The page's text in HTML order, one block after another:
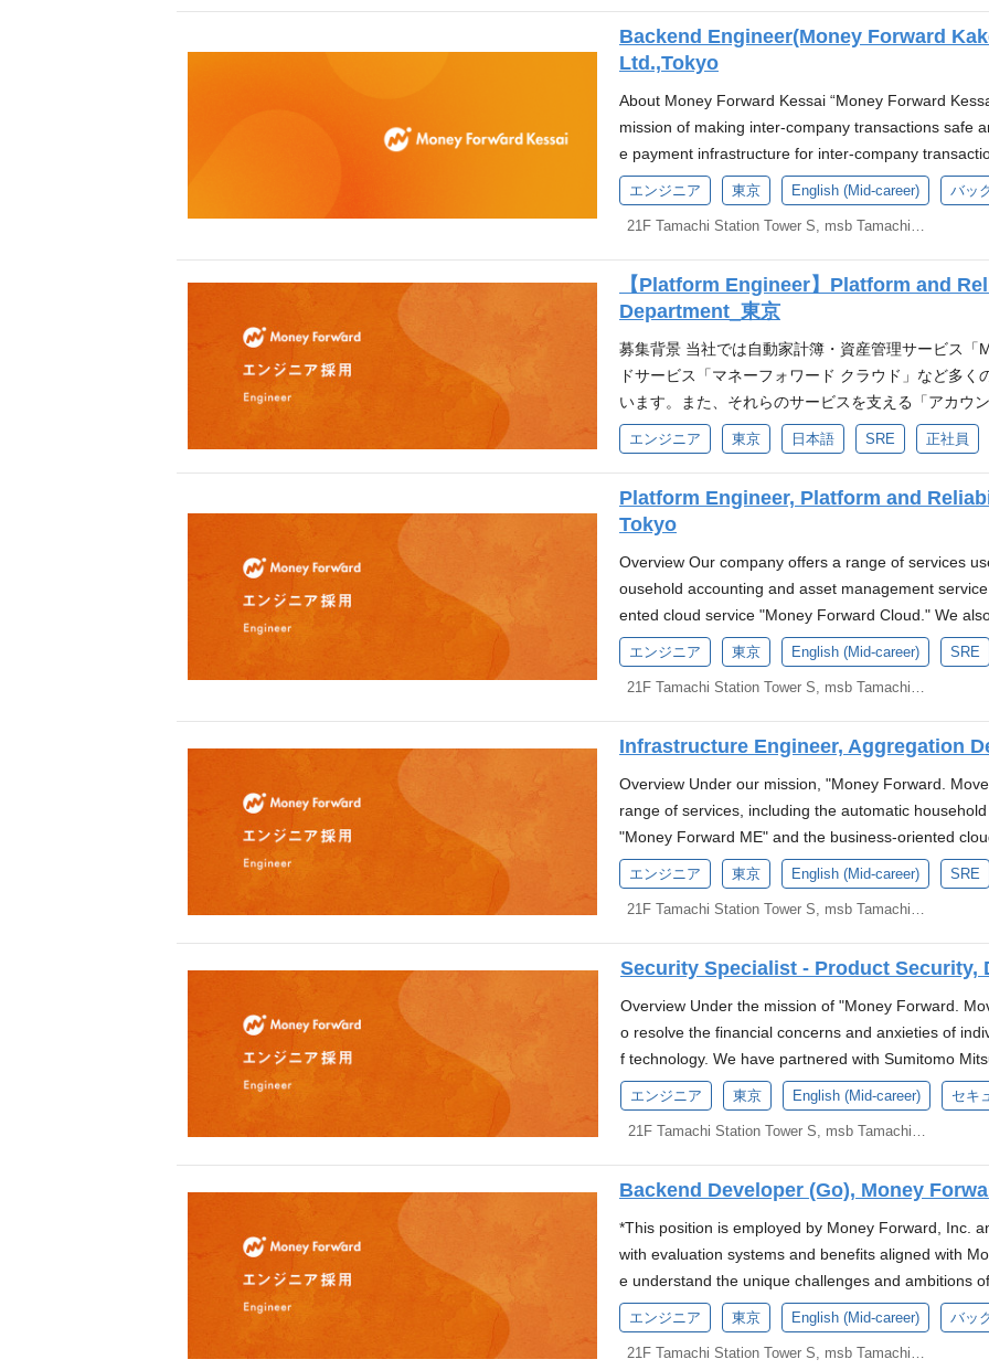
ティング、CVE取得の経験 CISSP、CISM、OSCP
する深い理解 AIの開発経験もしくはAIツールを使用
にて発表の通り、マネーフォワードは「クラウドか
す。現在はDXの先にある「AX（AI Transformation
を遂行する「デジタルワーカー」の提供を目指して
を導入し、国内No.1のバックオフィスAIカンパニー
した開発や価値創造に寄与いただける方を求めてい
本語（JLPT N1程度） ビジネスレベルの英語力
わかる資格や経験をお持ちの方はご相談ください
以上）、TOEFL iBT 60以上、IELTS 5.0以上、ケン
当以上の資格をお持ちでない方については選考の過
（原則、一次面接後を想定） 環境 マネーフォワード
く環境を用意し、皆様をお待ちしています。 支給
dows）を支給。業務要件に応じたPCオーダーメイ
向上のための制度：業務上必要な周辺機器（ディス
として購入可能。基本的には標準製品（カタログ）
を満たす場合は申請可。 マネーフォワード図書館
館制度があります。欲しい本は会社費用で購入でき
担。リファラル謝礼金制度。 カンファレンス参加
ンファレンスへの参加を一部会社が負担します。
のバックオフィスAIカンパニーへと進化するフェー
に寄与いただける方を求めています。 本ポジション
ャリストとして非常にチャレンジングな環境です こ
にインパクトを与える前例が無い事業で発揮するこ
画・設計ではなく、新会社のサイバーセキュリティ
任と達成感を得られる仕事です こんな方に仲間にな
onに強く共感・共鳴いただける方 技術によってビ
貢献したいと考えている方 様々なバックグラウンド
課題を発見するだけではなく自ら主体性をもって課
は、共に世界に通じるサービスを創っていく環境を
ペック：最新CPU搭載PC（MacOS or Windows）
や、最新OSへのリプレイスも可能 マネーフォワー
由の図書館制度があります。欲しい本は会社費用で
食費の負担。リファラル謝礼金制度。 カンファレン
内外のカンファレンスへの参加を一部会社が負担しま
ナンシャルグループおよび三井住友銀行と提携して
く、セキュリティスペシャリストとして非常にチャ
ご経験や専門性を、世の中にインパクトを与える前
流のロードマップの策定や仕組づくりに主体的に関
になってほしい マネーフォワードの理念・ビジネス
あり、その成長に情熱を込められる方 チームメン
レッジをシェアし、周りに良い影響を与える方 ゼロ
自分自身が手を動かすこともいとわない方 環境 マネ
スを創っていく環境を用意し、皆様をお待ちしてい
も可能 マネーフォワード図書館：技術書から経営本
す。欲しい本は会社費用で購入できます。 リファラ
の参加を一部会社が負担します。
ック AWSのマルチリージョン構成やAurora Global
られる環境で、モダンかつ挑戦的な技術を実践でき
ケーション開発チームと密に連携し、技術的な観点
なたのインプットが銀行の信頼性を左右します。 フ
持って技術選定やアーキテクチャ設計に主体的に関
RE、DevOps、またはインフラ領域における設計及
環境（特にAWS）を用いた開発および本番システム
したモニタリング環境の構築及び活用経験
等、ツールは問わない） Gitを利用したPullRequest
(PostgreSQL) の運用及びパフォーマンスチューニン
レベル（社内外のコミュニケーションができるレベ
ニケーションができるレベル） あると望ましいスキ
ィ・コンプライアンス要件が求められる業界での実
Recovery環境の設計・構築・運用経験 SLI/SLOの
マンス改善、CI改善等の開発業務効率化の経験 Web
va, Kotlinなど) AWS Organizationの管理経験 AIの開
Money Forward AI Vision 2026にて発表の通り、マ
大きな転換点を迎えています。現在はDXの先にある
ージェントが自律的に業務を遂行する「デジタルワ
は全製品にAIエージェントを導入し、国内No.1のバ
ーズにあるため、AIを活用した開発や価値創造に寄
仲間になってほしい 高いセキュリティレベルやガ
ってユーザー価値の最大化を追求出来る方 既存の当
無いだろうかと模索出来る方。そして組織の現状と
かを考えられる方。 自身の役割に壁を作らず、開発
Postmortemなどを通じて学び、チーム全体の成長に
インフラ AWS Amazon ECS Amazon Aurora Global
stiCache Global Datastore RedHat Enterprise Linux
orm 環境 マネーフォワードでは、共に世界に通じ
お待ちしています。 支給PCスペック：最新CPU搭
件に応じたPCオーダーメイドや、最新OSへのリプ
援：RubyKaigiやGoogle I/Oなど、国内外のカンファ
g, observability, and incident response Ensure
curity operations, particularly with AWS multi-region
ents) Conduct performance optimization and create
y, and incident management Handle incidents,
stering a postmortem culture. Address regulatory
equired Skills and Experience At least 3 years of
ng and observability solutions. Competence in
r Ansible. Development experience utilizing Git for
anaging and optimizing RDBMS such as
xperience in industries with high security and
s Experience in designing, building, and operating
gion setups Experience in designing and operating
times, performance optimization, and enhancing CI
ence in web application development (SpringBoot,
ganizations Experience in AI development and/or
ment processes. Money Forward is at a major
urrently driving "AX (AI Transformation)"—the next
"Digital Workers," where AI agents autonomously
into Japan's No. 1 back-office AI company by
uture, we are looking for individuals who can
ion.(More information here) Language
tools for text and conversation) English: Fluent Who
y levels and governance, you explore automation
te of the organization With an understanding of the
u contribute to the growth of the entire team by
swer to yet, and by collaborating with the team
growth of the entire team Experience Gained
ty to build everything from the ground up, including
k, SRE culture, development processes, and on-call
Business By closely collaborating with business and
ctly contribute to the business launch from a
ank's reliability. Flat Organization In a small, elite
rticipate in technology selection and architecture
e AWS Amazon ECS Amazon Aurora Global
e Global Datastore RedHat Enterprise Linux
Environment At Money Forward, we provide an
rvices together, and we are looking forward to
Cs equipped with the latest CPUs (MacOS or
requirements and replacements with the latest OS
have a library system where you can freely borrow
gement books. Desired books can be purchased
cover the cost of recruitment meals. There is a
Support: The company partially covers participation
uch as RubyKaigi and Google I/O.
銀行設立準備株式会社)に在籍出向となります。評
の制度に準じます。 私たちについて 三井住友フィ
して新しいデジタル銀行を設立するためのスタート
融体験を創出し、中小企業のお客様のDX推進を支
ます。 主な業務内容 このポジションは、コーディ
験を生かし、開発者や情報システム担当と連携して
ャリストと共に推進します。 クラウド環境のセキ
ティコンサルティング：自社開発者へのセキュリテ
ムワークの実装と展開 K8s、Docker、CI/CDなどを
ネットワーク、OS、データ構造、暗号理論等を含
グラミング言語による開発経験またはセキュリティ
かの知識や経験 脆弱性診断 クラウドセキュリティ
CTFの経験 バグハンティング、CVE取得の経験
可、OIDC、OAuthに対する深い理解 FISC等、金融
の経験 AIの開発経験もしくはAIツールを使用した開
表の通り、マネーフォワードは「クラウドからAIへ
はDXの先にある「AX（AI Transformation）」を推
る「デジタルワーカー」の提供を目指しています。
し、国内No.1のバックオフィスAIカンパニーへと進
（TOEIC700点相当以上） ※ TOEIC 以外にも英語
ださい 例：英検準1級、英検2級（英検CSEスコア
上、ケンブリッジ英語検定 FCE など ※ TOEIC700
は選考の過程で弊社指定の試験を受験いただきます
の魅力 三井住友フィナンシャルグループおよび三
ロから創り出していく、セキュリティスペシャリス
れまで培ってきたご経験や専門性を、世の中にイン
とができます 単なるセキュリティ対策の企画・設計
略を自ら検討・実行するという、大きな責任と達成
PCスペック：最新CPU搭載PC（MacOS or
し自由の図書館制度があります。欲しい本は会社費
用会食費の負担。リファラル謝礼金制度。 カンファ
ど、国内外のカンファレンスへの参加を一部会社が負
Backend Engineer(Money Forward
Ltd.,Tokyo
About Money Forward Kessai “Money Forward
mission of making inter-company transactions safe
e payment infrastructure for inter-company
ard Kakebarai*1" : the business-to-business
rd Early Payment": the financing service where
d Transaction Finance for Startups": the accounts
ervice for startups. "Money Forward Invoice Card
r businesses. These services have grown to handle
dditionally, Money Forward has been promoting
methods such as cards and wallets, providing the
iness" to enhance back-office efficiency. As part of
ney Forward Business Card" for sole proprietors
es for businesses. To offer better value in the area
ated "Money Forward Pay for Business," into
lidating the highly compatible financial businesses
ard Kessai, we are aiming to enhance efficient
ey Forward's Sustainability *3 Announcement
seconded to Money Forward Kessai. Job Overview
he development of a service that continuously and
post-payment services. The goal is to create a
ansactions with peace of mind. The mission
nt companies and developing features to address
t the service. Responsibilities and Duties Design
release, and continuously improve the service
ated on Google Cloud. Continuously find the
reate systems and operations that could quickly
e knowledge internally and externally. Enjoy
together as a team. By using the latest technology
chieve more efficient and scalable product
observability issues with serverless architecture
d. We would like to work with someone who
e product can continue operating smoothly.
ogy for development, focusing on creating
s rather than spending too much time on planning.
vel. Since we handle financial transactions, it's
issues. Technology Stack The technology stack we
t mandatory skills at the time of application, you will
s. Languages: Go, TypeScript Frameworks:
pecification (Swagger) Databases: MySQL,
s, Envoy, Kong, OpenCensus/OpenTelemetry
エンジニア 東京 English (Mid-career) バッ
【Platform Engineer】Platform and
Department_東京
募集背景 当社では自動家計簿・資産管理サービス
ドサービス「マネーフォワード クラウド」など多
います。また、それらのサービスを支える「アカウ
「マネーフォワード ID」というシングルサインオン
のほとんどを内製開発しており、日本のみならず
は、マネーフォワードが開発するサービス自体やそ
術支援を通し、マネーフォワードの提供するサービ
ることがミッションです。 主な業務内容 ■ 概要
各アプリケーションが利用する共通基盤（EKS基盤
わる開発・運用保守 上記に関わるツール類の開発
以下の一部の業務となります。面接などでご相談さ
るadd-onのアップグレード EKS環境で利用するOSS
ど） Datadogを用いた監視・アラート設定及び障害
プラットフォーム（CI/CD、開発環境、テスト環境
適化とそのための仕組み作り その他インフラの環
定 事業拡大や変化を見据えた長期のEKS基盤・関連
ラとしてのSLO設計と、モニタリング・ログ収集・
たサービス信頼性の向上の推進 プラットフォーム
減施策の推進 インフラチームの技術的リーダーシッ
ルシューティングのリードを通じた、チームの技術
験 全社的に利用する基盤への挑戦 本基盤は、全社
す。そのような会社の根幹を支える基盤を構築し、
な技術スタック 全社基盤として信頼性が求められ
ど、モダンかつ挑戦的な技術を実践できます。 グロ
します。グローバルな業務経験を得ることができま
たはインフラ領域における設計及び運用を含む実務
を用いた開発および本番システムの運用の実務経験
ーションシステムの利用経験 モニタリングやオブザ
環境の構築及び活用経験 Infrastructure as Code（
ない） Gitを利用したPullRequest等による相互レビ
験 AzureにおけるAKSなどの開発・運用経験
軽減し、ビジネス価値を向上させた経験 SLI/SLOの
ルを使用した開発経験 Money Forward AI Vision
エンジニア 東京 日本語 SRE 正社員
Platform Engineer, Platform and
Tokyo
Overview Our company offers a range of services
ousehold accounting and asset management
ented cloud service "Money Forward Cloud." We
aggregation" and "Money Forward ID," a single
ost of these services and features are developed in-
seas locations, Money Forward Vietnam and
and Reliability Engineering Division (hereafter
ervices provided by Money Forward and maximize
mon infrastructure (EKS platform) used by various
enance of tools related to the above ■Specific
he tasks. We will discuss them during the interview
er and Vault) Monitoring, alert setting, and incident
he productivity of the development team
it Other infrastructure environment settings (such
ponsibilities for the Position As a technical driving
the following tasks: Design and operation policy
sion and changes Improvement of reliability across
tions Promotion of service reliability improvement
gn and development of common platform functions
ntication Promotion of standardization and
ation of infrastructure construction and deployment
motion of measures to reduce cognitive load on
ture team Improvement of the team's technical
nology selection/design, code review, and
エンジニア 東京 English (Mid-career) SRE
Infrastructure Engineer, Aggregation
Overview Under our mission, "Money Forward.
range of services, including the automatic
"Money Forward ME" and the business-oriented
e used by many users. For these services, utilizing
ogy called "Account Aggregation" is essential. The
to collect user data. The collected data becomes
and is returned to the users. However, we believe
iverse use cases for each user. The data collected
engineer who will work with us to optimize the
tablishment of metrics, monitoring, and alerts using
se (including troubleshooting, recovery, incident
ms to support it. Development of systems for
us performance improvement. Security operations
rastructure. Designing, building, and operating
ment teams(CI/CD, development environments,
y and reliability reviews from the design phase
エンジニア 東京 English (Mid-career) SRE
Security Specialist - Product Security,
Overview Under the mission of "Money Forward.
o resolve the financial concerns and anxieties of
f technology. We have partnered with Sumitomo
ui Banking Corporation to establish a new company
bank. We are currently seeking candidates for the
tiative. *Based on the press release announced on
oyment with Money Forward, Inc., and a
rd Bank Preparatory Corporation). The evaluation
dly, cost-effective, and timely financial services,
s and Duties This position leverages knowledge
collaborate with developers and information
エンジニア 東京 English (Mid-career) セキ
Backend Developer (Go), Money
*This position is employed by Money Forward, Inc.
with evaluation systems and benefits aligned with
e understand the unique challenges and ambitions
an. That’s why we’re built a corporate banking
growth with speed, security, and simplicity. Our
ored for SMEs — from seamless digital account
エンジニア 東京 English (Mid-career) バッ